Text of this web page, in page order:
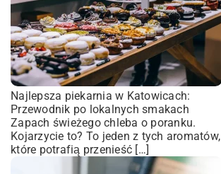
Najlepsza piekarnia w Katowicach:
Przewodnik po lokalnych smakach
Zapach świeżego chleba o poranku.
Kojarzycie to? To jeden z tych aromatów,
które potrafią przenieść […]